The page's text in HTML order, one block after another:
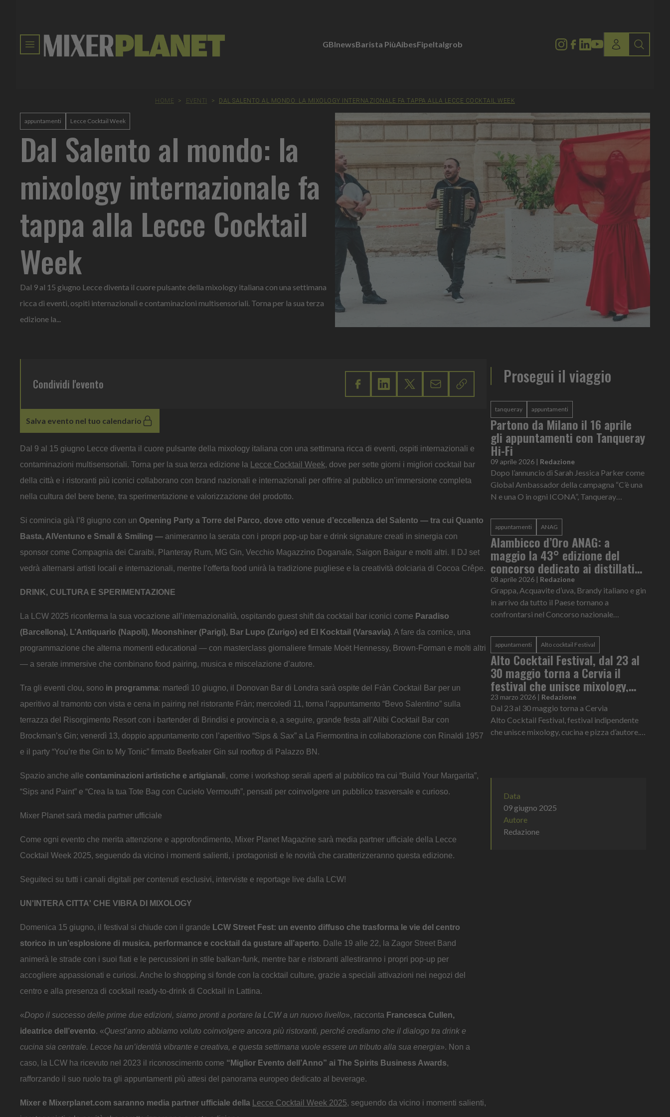
GBInewsBarista PiùAibesFipeItalgrob
HOME > EVENTI > DAL SALENTO AL MONDO: LA MIXOLOGY INTERNAZIONALE FA TAPPA ALLA LECCE COCKTAIL WEEK
appuntamenti Lecce Cocktail Week
Dal Salento al mondo: la
mixology internazionale fa
tappa alla Lecce Cocktail
Week
Dal 9 al 15 giugno Lecce diventa il cuore pulsante della mixology italiana con una settimana
ricca di eventi, ospiti internazionali e contaminazioni multisensoriali. Torna per la sua terza
edizione la...
Condividi l'evento
Salva evento nel tuo calendario
Dal 9 al 15 giugno Lecce diventa il cuore pulsante della mixology italiana con una settimana ricca di eventi, ospiti internazionali e
contaminazioni multisensoriali. Torna per la sua terza edizione la
Lecce Cocktail Week, dove per sette giorni i migliori cocktail bar
della città e i ristoranti più iconici collaborano con brand nazionali e internazionali per offrire al pubblico un’immersione completa
nella cultura del bere bene, tra sperimentazione e valorizzazione del prodotto.
Si comincia già l’8 giugno con un Opening Party a Torre del Parco, dove otto venue d’eccellenza del Salento — tra cui Quanto
Basta, AlVentuno e Small & Smiling — animeranno la serata con i propri pop-up bar e drink signature creati in sinergia con
sponsor come Compagnia dei Caraibi, Planteray Rum, MG Gin, Vecchio Magazzino Doganale, Saigon Baigur e molti altri. Il DJ set
vedrà alternarsi artisti locali e internazionali, mentre l’offerta food unirà la tradizione pugliese e la creatività dolciaria di Cocoa Crêpe.
DRINK, CULTURA E SPERIMENTAZIONE
La LCW 2025 riconferma la sua vocazione all’internazionalità, ospitando guest shift da cocktail bar iconici come Paradiso
(Barcellona), L’Antiquario (Napoli), Moonshiner (Parigi), Bar Lupo (Zurigo) ed El Kocktail (Varsavia). A fare da cornice, una
programmazione che alterna momenti educational — con masterclass giornaliere firmate Moët Hennessy, Brown-Forman e molti altri
— a serate immersive che combinano food pairing, musica e miscelazione d’autore.
Tra gli eventi clou, sono in programma: martedì 10 giugno, il Donovan Bar di Londra sarà ospite del Fràn Cocktail Bar per un
aperitivo al tramonto con vista e cena in pairing nel ristorante Fràn; mercoledì 11, torna l’appuntamento “Bevo Salentino” sulla
terrazza del Risorgimento Resort con i bartender di Brindisi e provincia e, a seguire, grande festa all’Alibi Cocktail Bar con
Brockman’s Gin; venerdì 13, doppio appuntamento con l’aperitivo “Sips & Sax” a La Fiermontina in collaborazione con Rinaldi 1957
e il party “You’re the Gin to My Tonic” firmato Beefeater Gin sul rooftop di Palazzo BN.
Spazio anche alle contaminazioni artistiche e artigianal i, come i workshop serali aperti al pubblico tra cui “Build Your Margarita”,
“Sips and Paint” e “Crea la tua Tote Bag con Cucielo Vermouth”, pensati per coinvolgere un pubblico trasversale e curioso.
Mixer Planet sarà media partner ufficiale
Come ogni evento che merita attenzione e approfondimento, Mixer Planet Magazine sarà media partner ufficiale della Lecce
Cocktail Week 2025, seguendo da vicino i momenti salienti, i protagonisti e le novità che caratterizzeranno questa edizione.
Seguiteci su tutti i canali digitali per contenuti esclusivi, interviste e reportage live dalla LCW!
UN'INTERA CITTA' CHE VIBRA DI MIXOLOGY
Domenica 15 giugno, il festival si chiude con il grande LCW Street Fest: un evento diffuso che trasforma le vie del centro
storico in un’esplosione di musica, performance e cocktail da gustare all’aperto. Dalle 19 alle 22, la Zagor Street Band
animerà le strade con i suoi fiati e le percussioni in stile balkan-funk, mentre bar e ristoranti allestiranno i propri pop-up per
accogliere appassionati e curiosi. Anche lo shopping si fonde con la cocktail culture, grazie a speciali attivazioni nei negozi del
centro e alla presenza di cocktail ready-to-drink di Cocktail in Lattina.
«Dopo il successo delle prime due edizioni, siamo pronti a portare la LCW a un nuovo livello», racconta Francesca Cullen,
ideatrice dell’evento. «Quest’anno abbiamo voluto coinvolgere ancora più ristoranti, perché crediamo che il dialogo tra drink e
cucina sia centrale. Lecce ha un’identità vibrante e creativa, e questa settimana vuole essere un tributo alla sua energia». Non a
caso, la LCW ha ricevuto nel 2023 il riconoscimento come “Miglior Evento dell’Anno” ai The Spirits Business Awards,
rafforzando il suo ruolo tra gli appuntamenti più attesi del panorama europeo dedicato al beverage.
Mixer e Mixerplanet.com saranno media partner ufficiale della Lecce Cocktail Week 2025, seguendo da vicino i momenti salienti,
Prosegui il viaggio
tanqueray appuntamenti
Partono da Milano il 16 aprile
gli appuntamenti con Tanqueray
Hi-Fi
09 aprile 2026 | Redazione
Dopo l’annuncio di Sarah Jessica Parker come
Global Ambassador della campagna “C’è una
N e una O in ogni ICONA”, Tanqueray
solito aperitivo”, un progetto...
appuntamenti ANAG
Alambicco d’Oro ANAG: a
maggio la 43° edizione del
concorso dedicato ai distillati
italiani
08 aprile 2026 | Redazione
Grappa, Acquavite d’uva, Brandy italiano e gin
in arrivo da tutto il Paese tornano a
confrontarsi nel Concorso nazionale
anno celebra e premia l’eccellenza de...
appuntamenti Alto cocktail Festival
Alto Cocktail Festival, dal 23 al
30 maggio torna a Cervia il
festival che unisce mixology,
cucina e pizza d’autore
23 marzo 2026 | Redazione
Dal 23 al 30 maggio torna a Cervia
Alto Cocktail Festival, festival indipendente
che unisce mixology, cucina e pizza d’autore.
Data
09 giugno 2025
Autore
Redazione